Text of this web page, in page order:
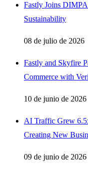
Fastly Joins
Sustainability
08 de julio de 2026
Fastly and Skyfire
Commerce with
10 de junio de 2026
AI Traffic Grew
Creating New
09 de junio de 2026